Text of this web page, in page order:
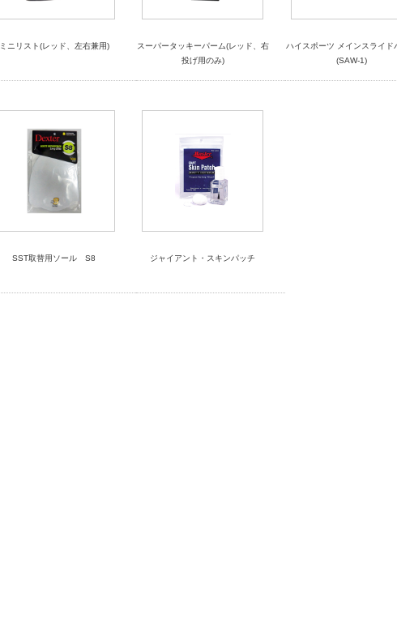
ミニリスト(レッド、左右兼用)
スーパータッキーパーム(レッド、右
投げ用のみ)
ハイスポーツ メインスライド
(SAW-1)
SST取替用ソール S8 ジャイアント・スキンパッチ